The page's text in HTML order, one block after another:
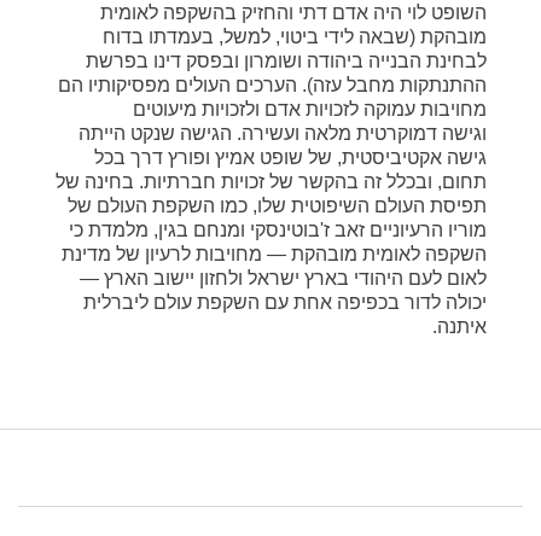
השופט לוי היה אדם דתי והחזיק בהשקפה לאומית
מובהקת (שבאה לידי ביטוי, למשל, בעמדתו בדוח
לבחינת הבנייה ביהודה ושומרון ובפסק דינו בפרשת
ההתנתקות מחבל עזה). הערכים העולים מפסיקותיו הם
מחויבות עמוקה לזכויות אדם ולזכויות מיעוטים
וגישה דמוקרטית מלאה ועשירה. הגישה שנקט הייתה
גישה אקטיביסטית, של שופט אמיץ ופורץ דרך בכל
תחום, ובכלל זה בהקשר של זכויות חברתיות. בחינה של
תפיסת העולם השיפוטית שלו, כמו השקפת העולם של
מוריו הרעיוניים זאב ז'בוטינסקי ומנחם בגין, מלמדת כי
השקפה לאומית מובהקת — מחויבות לרעיון של מדינת
לאום לעם היהודי בארץ ישראל ולחזון יישוב הארץ —
יכולה לדור בכפיפה אחת עם השקפת עולם ליברלית
איתנה.